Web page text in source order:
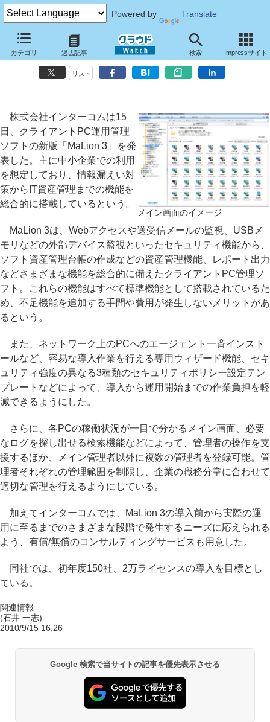
Powered by Translate
カテゴリ 過去記事 検索 Impressサイト
インターコム、中小企業向けのクライアントPC運用管理ソフトの新版
「MaLion 3」
リスト
メイン画面のイメージ
株式会社インターコムは15
日、クライアントPC運用管理
ソフトの新版「MaLion 3」を発
表した。主に中小企業での利用
を想定しており、情報漏えい対
策からIT資産管理までの機能を
総合的に搭載しているという。
MaLion 3は、Webアクセスや送受信メールの監視、USBメ
モリなどの外部デバイス監視といったセキュリティ機能から、
ソフト資産管理台帳の作成などの資産管理機能、レポート出力
などさまざまな機能を総合的に備えたクライアントPC管理ソ
フト。これらの機能はすべて標準機能として搭載されているた
め、不足機能を追加する手間や費用が発生しないメリットがあ
るという。
また、ネットワーク上のPCへのエージェント一斉インスト
ールなど、容易な導入作業を行える専用ウィザード機能、セキ
ュリティ強度の異なる3種類のセキュリティポリシー設定テン
プレートなどによって、導入から運用開始までの作業負担を軽
減できるようにした。
さらに、各PCの稼働状況が一目で分かるメイン画面、必要
なログを探し出せる検索機能などによって、管理者の操作を支
援するほか、メイン管理者以外に複数の管理者を登録可能。管
理者それぞれの管理範囲を制限し、企業の職務分掌に合わせて
適切な管理を行えるようにしている。
加えてインターコムでは、MaLion 3の導入前から実際の運
用に至るまでのさまざまな段階で発生するニーズに応えられる
よう、有償/無償のコンサルティングサービスも用意した。
同社では、初年度150社、2万ライセンスの導入を目標とし
ている。
関連情報
(石井 一志)
2010/9/15 16:26
Google 検索で当サイトの記事を優先表示させる